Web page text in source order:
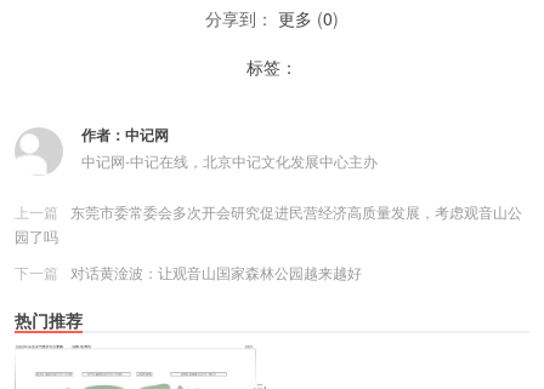
分享到： 更多 (0)
标签：
作者： 中记网
中记网-中记在线，北京中记文化发展中心主办
上一篇
东莞市委常委会多次开会研究促进民营经济高质量发展，考虑观音山公
园了吗
下一篇
对话黄淦波：让观音山国家森林公园越来越好
热门推荐